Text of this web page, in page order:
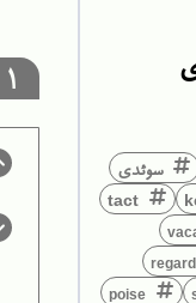
سوئدی
tact
poise
1